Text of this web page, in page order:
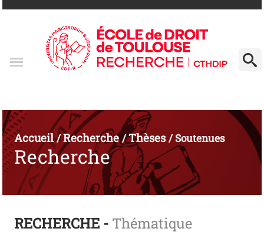
Accueil/Recherche/Thèses/Soutenues
Recherche
RECHERCHE - Thématique